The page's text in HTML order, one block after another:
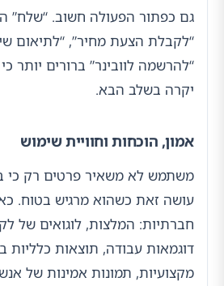
“לקבלת הצעת מחיר”, “לתיאום
“להרשמה לוובינר” ברורים יותר
יקרה בשלב הבא.
אמון, הוכחות וחוויית שימוש
משתמש לא משאיר פרטים רק כי
עושה זאת כשהוא מרגיש בטוח.
חברתיות: המלצות, לוגואים של
דוגמאות עבודה, תוצאות כלליות
מקצועיות, תמונות אמינות של